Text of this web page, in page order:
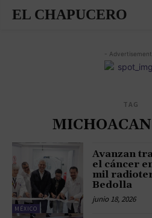
EL CHAPUCERO
- Advertisement
TAG
MÉXICO
Avanzan
el cáncer
mil
Bedolla
junio 18, 2026